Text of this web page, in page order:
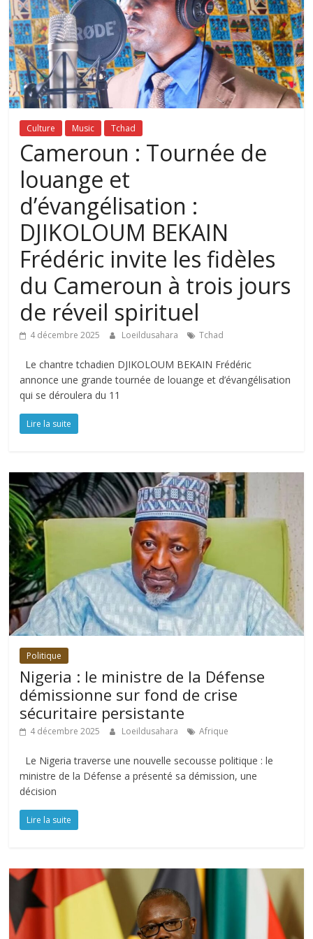
Culture Music Tchad
Cameroun : Tournée de
louange et
d’évangélisation :
DJIKOLOUM BEKAIN
Frédéric invite les fidèles
du Cameroun à trois jours
de réveil spirituel
4 décembre 2025 Loeildusahara Tchad
Le chantre tchadien DJIKOLOUM BEKAIN Frédéric
annonce une grande tournée de louange et d’évangélisation
qui se déroulera du 11
Lire la suite
Politique
Nigeria : le ministre de la Défense
démissionne sur fond de crise
sécuritaire persistante
4 décembre 2025 Loeildusahara Afrique
Le Nigeria traverse une nouvelle secousse politique : le
ministre de la Défense a présenté sa démission, une
décision
Lire la suite